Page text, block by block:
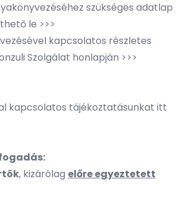
szükséges adatlap
le >>>
kapcsolatos részletes
Szolgálat honlapján >>>
kapcsolatos tájékoztatásunkat itt
, kizárólag előre egyeztetett